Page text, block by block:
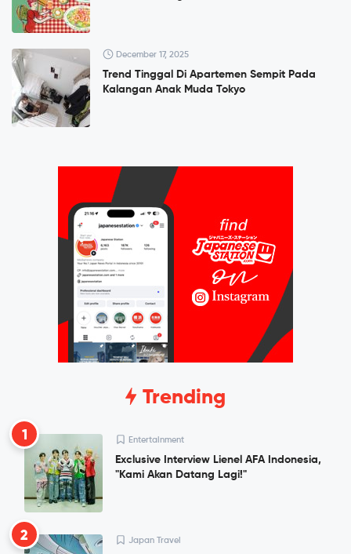
December 17, 2025
Trend Tinggal Di Apartemen Sempit Pada
Kalangan Anak Muda Tokyo
Trending
1 Entertainment
Exclusive Interview Lienel AFA Indonesia,
"Kami Akan Datang Lagi!"
2 Japan Travel